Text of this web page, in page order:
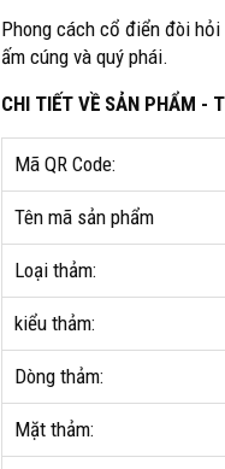
Phong cách cổ điển đòi
ấm cúng và quý phái.
CHI TIẾT VỀ SẢN PHẨM -
Mã QR Code:
Tên mã sản phẩm
Loại thảm:
kiểu thảm:
Dòng thảm:
Mặt thảm: